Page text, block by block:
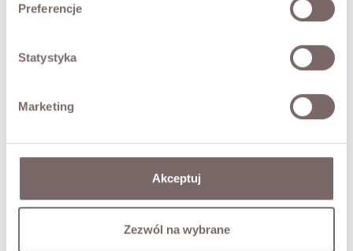
Preferencje
Statystyka
Marketing
Akceptuj
Zezwól na wybrane
Spódnica midi wykonana z delikatnej, ażurowej koronki w
transparentnością oraz wykończeniem z falbaną, które
nadają mu lekkości i romantycznego charakteru.
• w pasie gumka,
SKŁAD / DODATKOWE INFORMACJE
TABELA ROZMIARÓW